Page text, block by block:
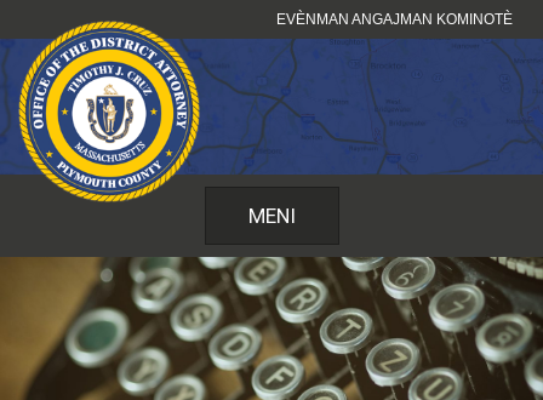
kontni
EVÈNMAN ANGAJMAN KOMINOTÈ
MENI